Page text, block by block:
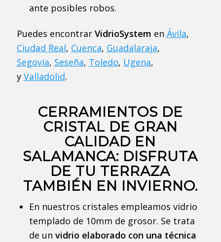
ante posibles robos.
Puedes encontrar VidrioSystem en Ávila,
Ciudad Real, Cuenca, Guadalaraja,
Segovia, Seseña, Toledo, Ugena,
y Valladolid.
CERRAMIENTOS DE
CRISTAL DE GRAN
CALIDAD EN
SALAMANCA: DISFRUTA
DE TU TERRAZA
TAMBIÉN EN INVIERNO.
En nuestros cristales empleamos vidrio
templado de 10mm de grosor. Se trata
de un vidrio elaborado con una técnica